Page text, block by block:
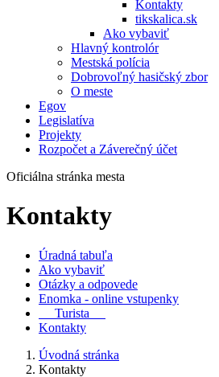
Kontakty
tikskalica.sk
Ako vybaviť
Hlavný kontrolór
Mestská polícia
Dobrovoľný hasičský zbor
O meste
Egov
Legislatíva
Projekty
Rozpočet a Záverečný účet
Oficiálna stránka mesta
Kontakty
Úradná tabuľa
Ako vybaviť
Otázky a odpovede
Enomka - online vstupenky
Turista
Kontakty
Úvodná stránka
Kontakty